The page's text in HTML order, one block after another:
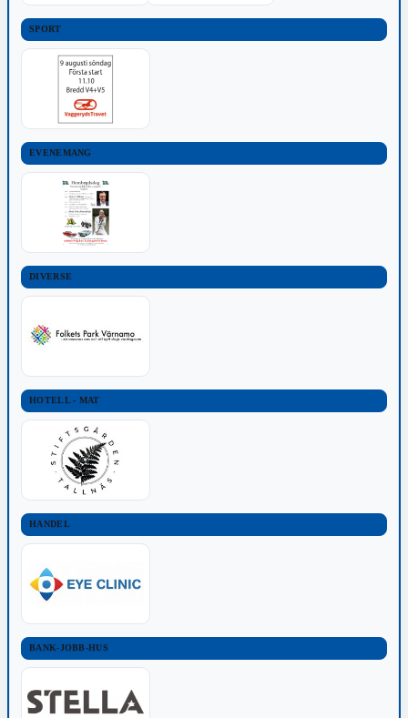
SPORT
EVENEMANG
DIVERSE
HOTELL - MAT
HANDEL
BANK-JOBB-HUS